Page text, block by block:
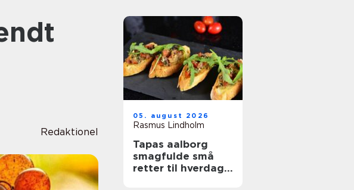
Redaktionel
05. august 2026
Rasmus Lindholm
Tapas aalborg
smagfulde små
retter til hverdag